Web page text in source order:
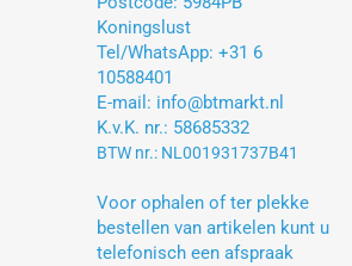
Koningslust
Tel/WhatsApp: +31 6
10588401
E-mail: info@btmarkt.nl
K.v.K. nr.: 58685332
BTW nr.: NL001931737B41
Voor ophalen of ter plekke
bestellen van artikelen kunt u
telefonisch een afspraak